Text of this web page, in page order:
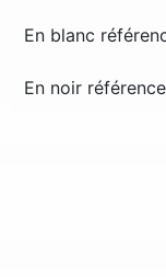
En blanc
En noir